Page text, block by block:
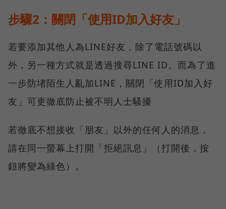
步驟2：關閉「使用ID加入好友」
若要添加其他人為LINE好友，除了電話號碼以
外，另一種方式就是透過搜尋LINE ID。而為了進
一步防堵陌生人亂加LINE，關閉「使用ID加入好
友」可更徹底防止被不明人士騷擾
若徹底不想接收「朋友」以外的任何人的消息，
請在同一螢幕上打開「拒絕訊息」（打開後，按
鈕將變為綠色）。